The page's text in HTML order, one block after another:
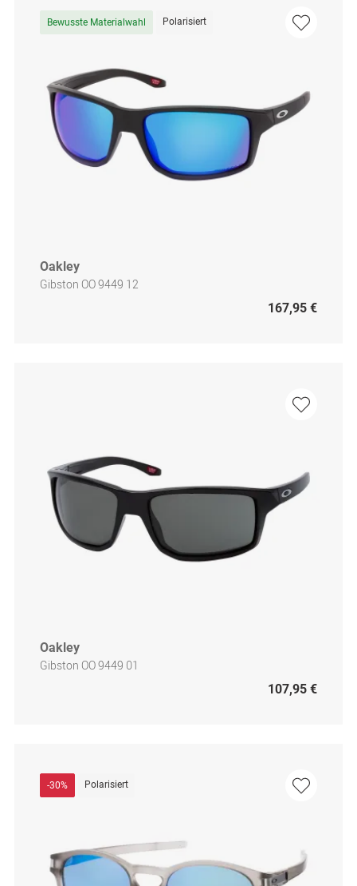
Bewusste Materialwahl Polarisiert
Oakley
Gibston OO 9449 12
167,95 €
Oakley
Gibston OO 9449 01
107,95 €
-30% Polarisiert